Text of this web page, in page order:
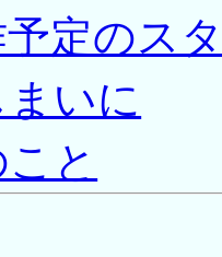
予定のス
まいに
と